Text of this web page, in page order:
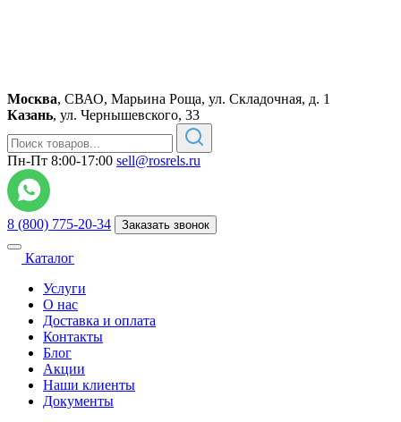
Москва, СВАО, Марьина Роща, ул. Складочная, д. 1
Казань, ул. Чернышевского, 33
Пн-Пт 8:00-17:00 sell@rosrels.ru
8 (800) 775-20-34 Заказать звонок
Каталог
Услуги
О нас
Доставка и оплата
Контакты
Блог
Акции
Наши клиенты
Документы